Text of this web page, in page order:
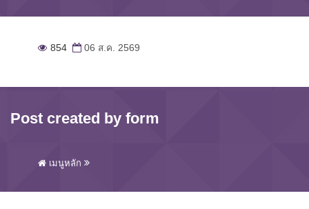
854 06 ส.ค. 2569
Post created by form
เมนูหลัก